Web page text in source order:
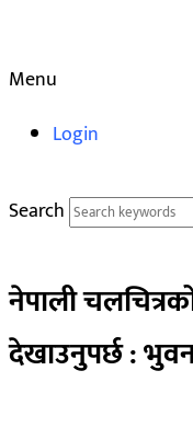
Menu
Login
Search
नेपाली
देखाउनुपर्छ :